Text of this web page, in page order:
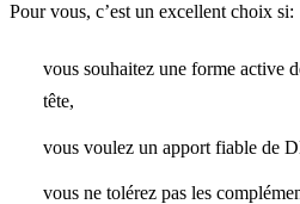
Pour vous, c’est un excellent choix si:
vous souhaitez une forme active
tête,
vous voulez un apport fiable de
vous ne tolérez pas les